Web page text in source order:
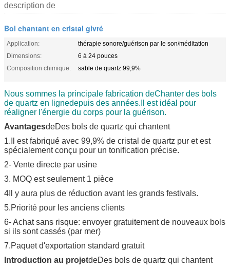
description de
Bol chantant en cristal givré
Application:
thérapie sonore/guérison par le son/méditation
Dimensions:
6 à 24 pouces
Composition chimique:
sable de quartz 99,9%
Nous sommes la principale fabrication deChanter des bols
de quartz en lignedepuis des années. Il est idéal pour
réaligner l'énergie du corps pour la guérison.
AvantagesdeDes bols de quartz qui chantent
1. Il est fabriqué avec 99,9% de cristal de quartz pur et est
spécialement conçu pour un tonification précise.
2- Vente directe par usine
3. MOQ est seulement 1 pièce
4Il y aura plus de réduction avant les grands festivals.
5.Priorité pour les anciens clients
6- Achat sans risque: envoyer gratuitement de nouveaux bols
si ils sont cassés (par mer)
7.Paquet d'exportation standard gratuit
Introduction au projetdeDes bols de quartz qui chantent